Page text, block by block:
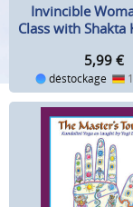
Invincible
Class with Shakta
5,99 €
déstockage